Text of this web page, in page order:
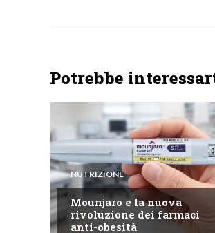
Potrebbe
NUTRIZIONE
Mounjaro e la nuova
rivoluzione dei farmaci
anti-obesità